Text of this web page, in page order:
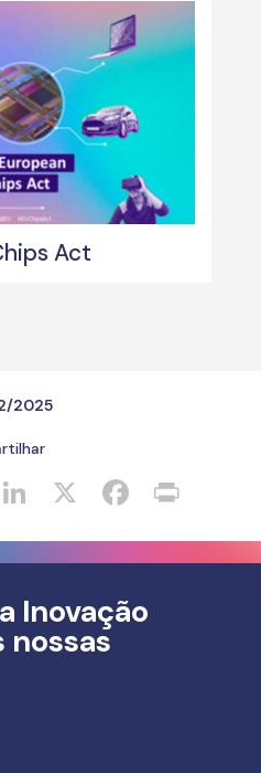
Act
2025
Inovação
nossas